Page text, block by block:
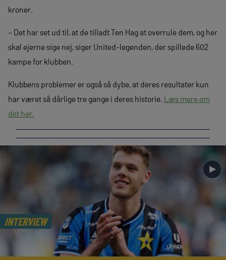
kroner.
– Det har set ud til, at de tilladt Ten Hag at overrule dem, og her
skal ejerne sige nej, siger United-legenden, der spillede 602
kampe for klubben.
Klubbens problemer er også så dybe, at deres resultater kun
har været så dårlige tre gange i deres historie. Læs mere om
det her.
INTERVIEW
►